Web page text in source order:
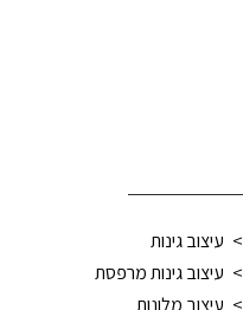
עיצוב גינות
עיצוב גינות מרפסת
עיצוב מלונות